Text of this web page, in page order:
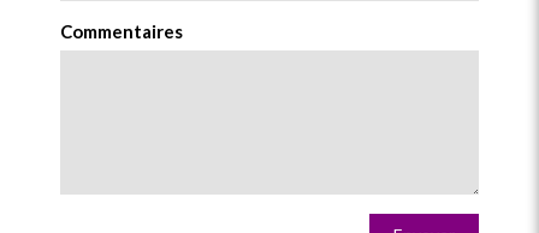
Commentaires